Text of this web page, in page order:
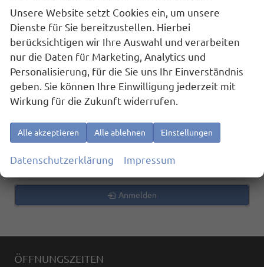
alles ausgewählt
Getriebeart
alles ausgewählt
989 Ergebnisse anzeigen
Anmelden
ÖFFNUNGSZEITEN
Unsere Website setzt Cookies ein, um unsere
Dienste für Sie bereitzustellen. Hierbei
berücksichtigen wir Ihre Auswahl und verarbeiten
nur die Daten für Marketing, Analytics und
Personalisierung, für die Sie uns Ihr Einverständnis
geben. Sie können Ihre Einwilligung jederzeit mit
Wirkung für die Zukunft widerrufen.
Alle akzeptieren Alle ablehnen Einstellungen
Datenschutzerklärung Impressum